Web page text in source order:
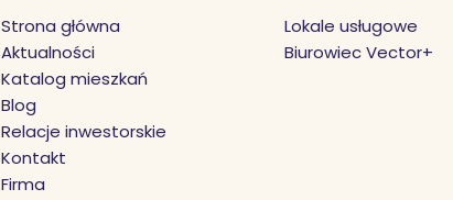
Strona główna
Aktualności
Katalog mieszkań
Blog
Relacje inwestorskie
Kontakt
Firma
Lokale usługowe
Biurowiec Vector+